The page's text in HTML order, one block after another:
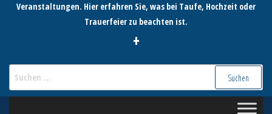
Veranstaltungen. Hier erfahren Sie, was bei Taufe, Hochzeit oder
Trauerfeier zu beachten ist.
+